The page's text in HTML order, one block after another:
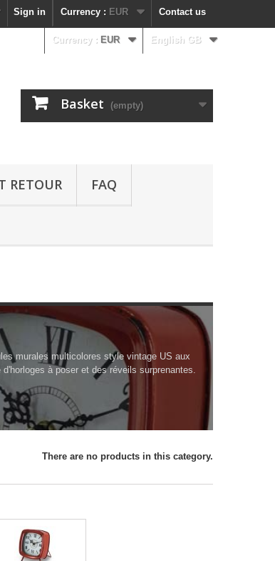
Contact us
Currency : EUR
Sign in
English GB
Currency : EUR
Basket (empty)
RETOUR FAQ
murales multicolores style vintage US aux
à poser et des réveils surprenantes.
There are no products in this category.